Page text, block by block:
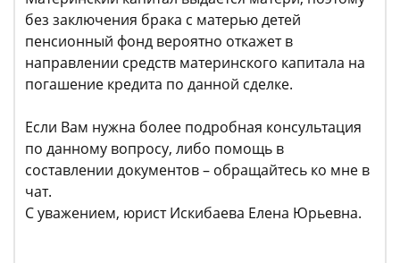
без заключения брака с матерью детей
пенсионный фонд вероятно откажет в
направлении средств материнского капитала на
погашение кредита по данной сделке.
Если Вам нужна более подробная консультация
по данному вопросу, либо помощь в
составлении документов – обращайтесь ко мне в
чат.
С уважением, юрист Искибаева Елена Юрьевна.